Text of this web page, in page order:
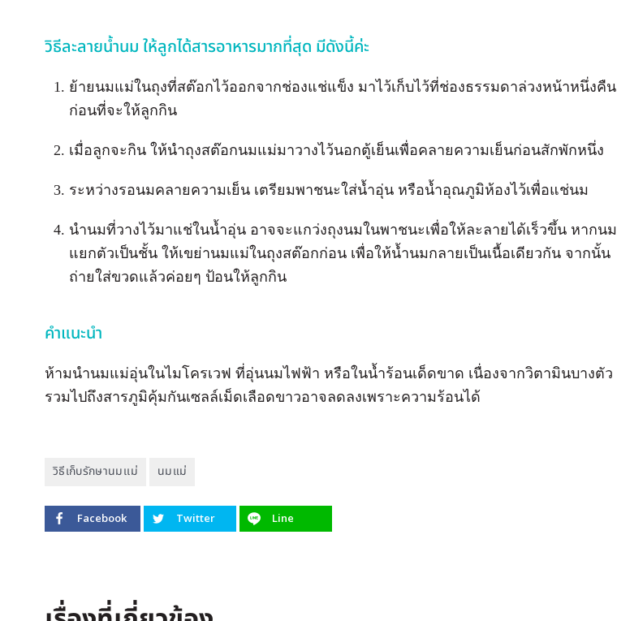
วิธีละลายน้ำนม ให้ลูกได้สารอาหารมากที่สุด มีดังนี้ค่ะ
ย้ายนมแม่ในถุงที่สต๊อกไว้ออกจากช่องแช่แข็ง มาไว้เก็บไว้ที่ช่องธรรมดาล่วงหน้าหนึ่งคืน
ก่อนที่จะให้ลูกกิน
เมื่อลูกจะกิน ให้นำถุงสต๊อกนมแม่มาวางไว้นอกตู้เย็นเพื่อคลายความเย็นก่อนสักพักหนึ่ง
ระหว่างรอนมคลายความเย็น เตรียมพาชนะใส่น้ำอุ่น หรือน้ำอุณภูมิห้องไว้เพื่อแช่นม
นำนมที่วางไว้มาแช่ในน้ำอุ่น อาจจะแกว่งถุงนมในพาชนะเพื่อให้ละลายได้เร็วขึ้น หากนม
แยกตัวเป็นชั้น ให้เขย่านมแม่ในถุงสต๊อกก่อน เพื่อให้น้ำนมกลายเป็นเนื้อเดียวกัน จากนั้น
ถ่ายใส่ขวดแล้วค่อยๆ ป้อนให้ลูกกิน
คำแนะนำ
ห้ามนำนมแม่อุ่นในไมโครเวฟ ที่อุ่นนมไฟฟ้า หรือในน้ำร้อนเด็ดขาด เนื่องจากวิตามินบางตัว
รวมไปถึงสารภูมิคุ้มกันเซลล์เม็ดเลือดขาวอาจลดลงเพราะความร้อนได้
วิธีเก็บรักษานมเเม่ นมแม่
Facebook Twitter Line